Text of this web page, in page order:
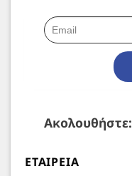
Ακολουθήστε:
ΕΤΑΙΡΕΊΑ